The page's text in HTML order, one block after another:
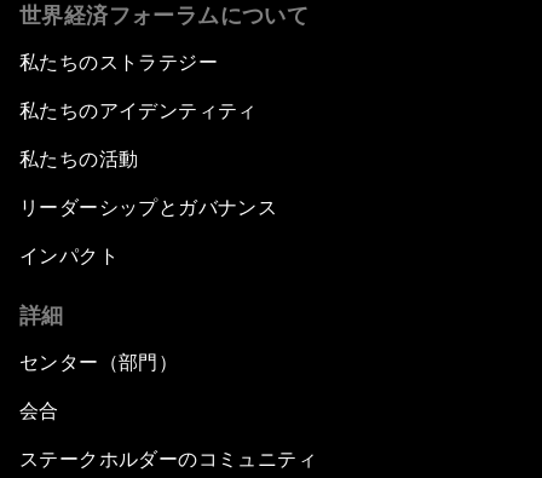
世界経済フォーラムについて
私たちのストラテジー
私たちのアイデンティティ
私たちの活動
リーダーシップとガバナンス
インパクト
詳細
センター（部門）
会合
ステークホルダーのコミュニティ